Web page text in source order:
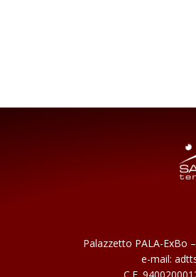
Palazzetto PALA-ExBo
e-mail: